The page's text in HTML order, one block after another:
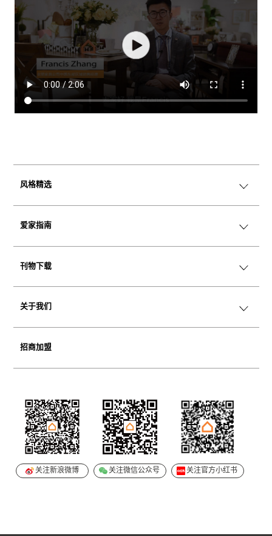
风格精选
爱家指南
空间变奏
刊物下载
Playbook
关于我们
企业介绍
招商加盟
关注新浪微博 关注微信公众号 关注官方小红书